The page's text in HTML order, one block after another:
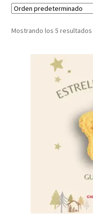
Conoceme
Preguntas Frecuentes
Mostrando los 5 resultados